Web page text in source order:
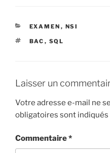
CATÉGORIES
EXAMEN , NSI
ÉTIQUETTES
BAC , SQL
Laisser un
Votre adresse e-mail ne
obligatoires sont indiqués
Commentaire*